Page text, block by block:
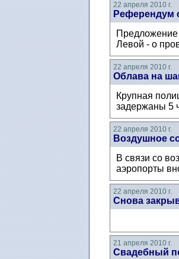
22 апреля 2010 г.
Референдум
Предложение
Левой - о
22 апреля 2010 г.
Облава на
Крупная
задержаны 5
22 апреля 2010 г.
Воздушное
В связи со
аэропорты
22 апреля 2010 г.
Снова
21 апреля 2010 г.
Свадебный